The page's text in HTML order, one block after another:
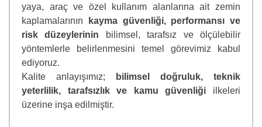
yaya, araç ve özel kullanım alanlarına ait zemin
kaplamalarının
kayma güvenliği, performansı ve
risk düzeylerinin bilimsel, tarafsız ve ölçülebilir
yöntemlerle belirlenmesini temel görevimiz kabul
ediyoruz.
Kalite anlayışımız;
bilimsel doğruluk, teknik
yeterlilik, tarafsızlık ve kamu güvenliği ilkeleri
üzerine inşa edilmiştir.